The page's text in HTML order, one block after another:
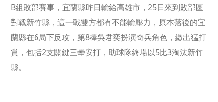
B組敗部賽事，宜蘭縣昨日輸給高雄市， 25日來到敗部區
對戰新竹縣，這一戰雙方都有不能輸壓力，原本落後的宜
蘭縣在6局下反攻，第8棒吳君奕扮演奇兵角色，繳出猛打
賞，包括2支關鍵三壘安打，助球隊終場以5比3淘汰新竹
縣。